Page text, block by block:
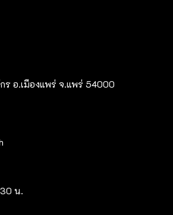
ร อ.เมืองแพร่ จ.แพร่ 54000
น.